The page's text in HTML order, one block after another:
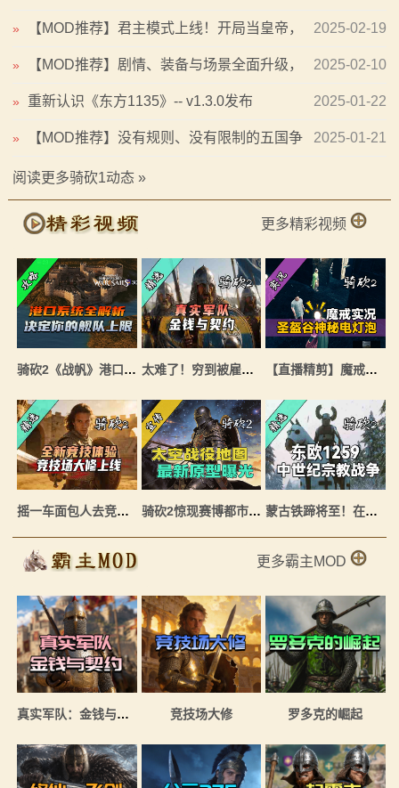
回尼禄的罗马 2025-02-19
» 【MOD推荐】君主模式上线！开局当皇帝，
治国打仗搞文化！《东方1135》史诗级更新！ 2025-02-10
» 【MOD推荐】剧情、装备与场景全面升级，
《赛瑞米林》重磅更新！ 2025-01-22
» 重新认识《东方1135》-- v1.3.0发布
2025-01-21
» 【MOD推荐】没有规则、没有限制的五国争
霸，有命你就来《神州语》测试版！
阅读更多骑砍1动态 »
更多精彩视频
骑砍2《战帆》港口系统里被忽略的关键细节 太难了！穷到被雇佣兵打！骑砍2MOD《真实军队：金钱与契约》上线！ 【直播精剪】魔戒特殊兵种招募教学！矮人弩手属性“惊人”《骑砍2魔戒》实况
摇一车面包人去竞技场打团战？！骑砍2《竞技场大修》汉化版上线！ 骑砍2惊现赛博都市，空中竟悬浮着太空巨舰？！ 蒙古铁蹄将至！在骑砍2《东欧1259》中重塑中世纪东欧的命运！
更多霸主MOD
真实军队：金钱与契约 竞技场大修 罗多克的崛起
漫
MOD